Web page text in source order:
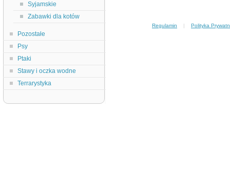
Syjamskie
Zabawki dla kotów
Pozostałe
Psy
Ptaki
Stawy i oczka wodne
Terrarystyka
Regulamin | Polityka